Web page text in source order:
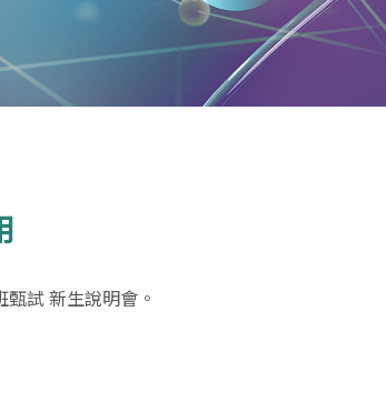
試 新生說明會。